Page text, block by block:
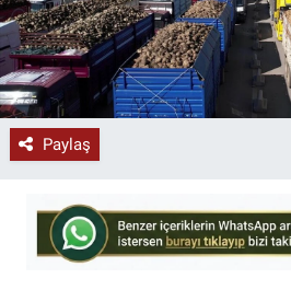
Paylaş
SPOR
YAŞAM
RESMİ İLAN